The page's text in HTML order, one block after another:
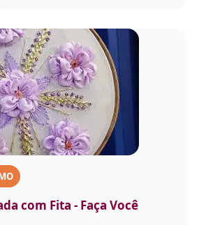
com Fita - Faça Você